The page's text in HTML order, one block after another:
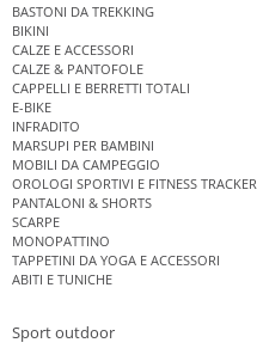
BASTONI DA TREKKING
BIKINI
CALZE E ACCESSORI
CALZE & PANTOFOLE
CAPPELLI E BERRETTI TOTALI
E-BIKE
INFRADITO
MARSUPI PER BAMBINI
MOBILI DA CAMPEGGIO
OROLOGI SPORTIVI E FITNESS TRACKER
PANTALONI & SHORTS
SCARPE
MONOPATTINO
TAPPETINI DA YOGA E ACCESSORI
ABITI E TUNICHE
Sport outdoor